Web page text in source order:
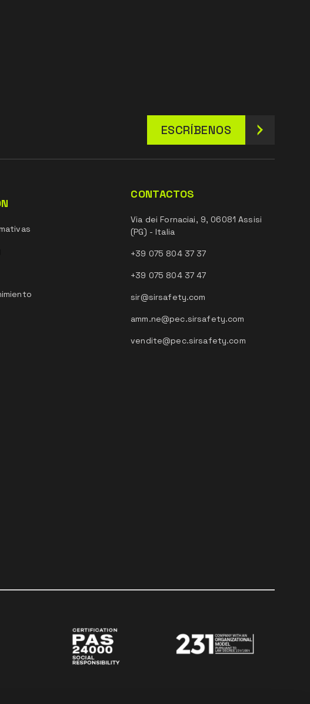
ESCRÍBENOS
CONTACTOS
Via dei Fornaciai, 9, 06081 Assisi
(PG) - Italia
+39 075 804 37 37
+39 075 804 37 47
sir@sirsafety.com
amm.ne@pec.sirsafety.com
vendite@pec.sirsafety.com